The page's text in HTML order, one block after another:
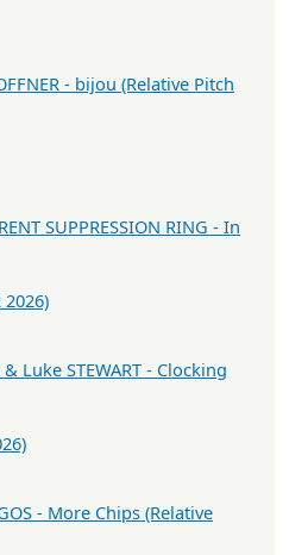
- bijou (Relative Pitch
SUPPRESSION RING - In
2026)
& Luke STEWART - Clocking
- More Chips (Relative